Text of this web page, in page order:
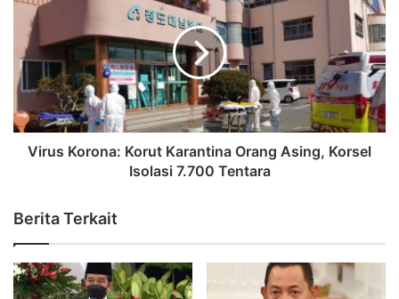
Virus Korona: Korut Karantina Orang Asing, Korsel
Isolasi 7.700 Tentara
Berita Terkait